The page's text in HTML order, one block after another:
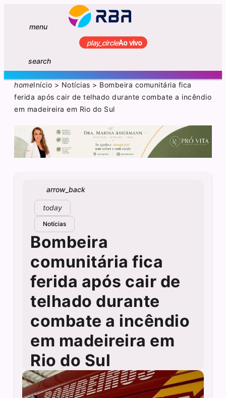
menu
play_circleAo vivo
search
homeInício > Notícias > Bombeira comunitária fica
ferida após cair de telhado durante combate a incêndio
em madeireira em Rio do Sul
arrow_back
today
Notícias
Bombeira
comunitária fica
ferida após cair de
telhado durante
combate a incêndio
em madeireira em
Rio do Sul